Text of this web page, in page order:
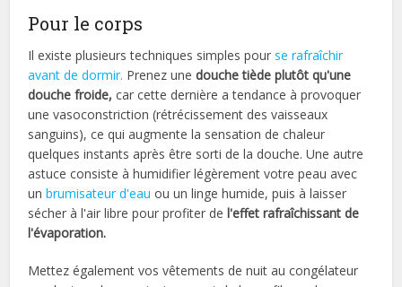
Pour le corps
Il existe plusieurs techniques simples pourse rafraîchir
avant de dormir. Prenez unedouche tiède plutôt qu'une
douche froide, car cette dernière a tendance à provoquer
une vasoconstriction (rétrécissement des vaisseaux
sanguins), ce qui augmente la sensation de chaleur
quelques instants après être sorti de la douche. Une autre
astuce consiste à humidifier légèrement votre peau avec
un brumisateur d'eau ou un linge humide, puis à laisser
sécher à l'air libre pour profiter de l'effet rafraîchissant de
l'évaporation.
Mettez également vos vêtements de nuit au congélateur